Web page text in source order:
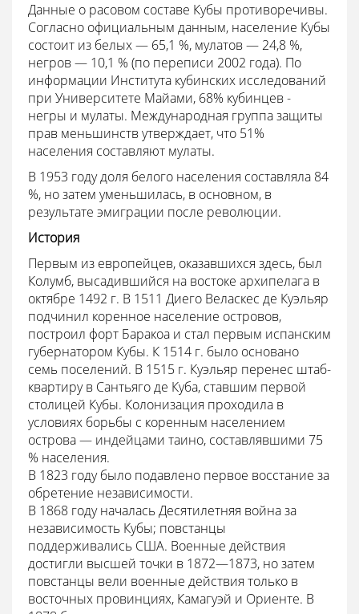
Данные о расовом составе Кубы противоречивы.
Согласно официальным данным, население Кубы
состоит из белых — 65,1 %, мулатов — 24,8 %,
негров — 10,1 % (по переписи 2002 года). По
информации Института кубинских исследований
при Университете Майами, 68% кубинцев -
негры и мулаты. Международная группа защиты
прав меньшинств утверждает, что 51%
населения составляют мулаты.
В 1953 году доля белого населения составляла 84
%, но затем уменьшилась, в основном, в
результате эмиграции после революции.
История
Первым из европейцев, оказавшихся здесь, был
Колумб, высадившийся на востоке архипелага в
октябре 1492 г. В 1511 Диего Веласкес де Куэльяр
подчинил коренное население островов,
построил форт Баракоа и стал первым испанским
губернатором Кубы. К 1514 г. было основано
семь поселений. В 1515 г. Куэльяр перенес штаб-
квартиру в Сантьяго де Куба, ставшим первой
столицей Кубы. Колонизация проходила в
условиях борьбы с коренным населением
острова — индейцами таино, составлявшими 75
% населения.
В 1823 году было подавлено первое восстание за
обретение независимости.
В 1868 году началась Десятилетняя война за
независимость Кубы; повстанцы
поддерживались США. Военные действия
достигли высшей точки в 1872—1873, но затем
повстанцы вели военные действия только в
восточных провинциях, Камагуэй и Ориенте. В